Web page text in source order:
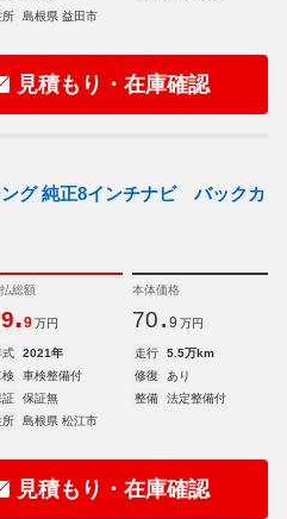
所
島根県 益田市
見積もり・在庫確認
グ 純正8インチナビ バックカ
総額
.9 万円
本体価格
70. 9 万円
式 2021年 走行
5.5万km
検
車検整備付 修復
あり
証
保証無 整備
法定整備付
所
島根県 松江市
見積もり・在庫確認